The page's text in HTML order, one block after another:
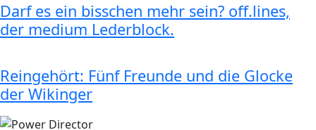
Darf es ein bisschen mehr sein? off.lines,
der medium Lederblock.
Reingehört: Fünf Freunde und die Glocke
der Wikinger